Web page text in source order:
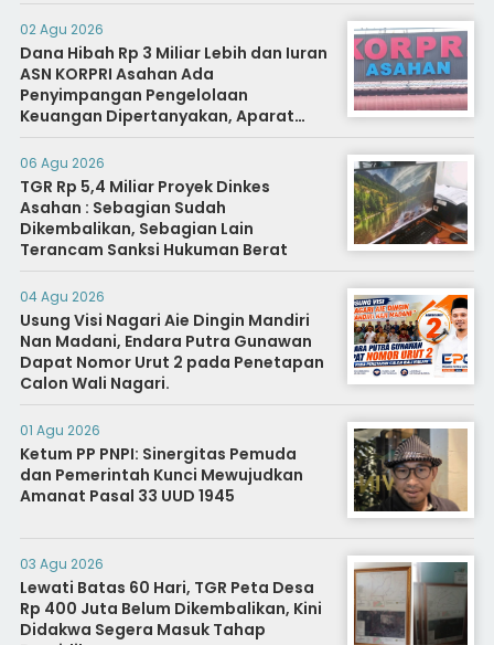
02 Agu 2026
Dana Hibah Rp 3 Miliar Lebih dan Iuran
ASN KORPRI Asahan Ada
Penyimpangan Pengelolaan
Keuangan Dipertanyakan, Aparat
Diminta Segera Usut
06 Agu 2026
TGR Rp 5,4 Miliar Proyek Dinkes
Asahan : Sebagian Sudah
Dikembalikan, Sebagian Lain
Terancam Sanksi Hukuman Berat
04 Agu 2026
Usung Visi Nagari Aie Dingin Mandiri
Nan Madani, Endara Putra Gunawan
Dapat Nomor Urut 2 pada Penetapan
Calon Wali Nagari.
01 Agu 2026
Ketum PP PNPI: Sinergitas Pemuda
dan Pemerintah Kunci Mewujudkan
Amanat Pasal 33 UUD 1945
03 Agu 2026
Lewati Batas 60 Hari, TGR Peta Desa
Rp 400 Juta Belum Dikembalikan, Kini
Didakwa Segera Masuk Tahap